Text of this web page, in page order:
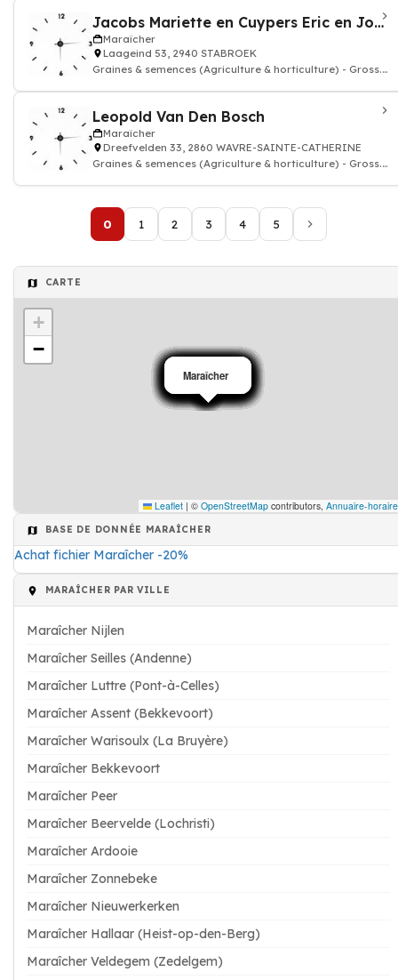
Jacobs Mariette en Cuypers Eric en Johan
Maraîcher
Laageind 53, 2940 STABROEK
Graines & semences (Agriculture & horticulture) - Gross.
Leopold Van Den Bosch
Maraîcher
Dreefvelden 33, 2860 WAVRE-SAINTE-CATHERINE
Graines & semences (Agriculture & horticulture) - Gross.
0 1 2 3 4 5
CARTE
Maraîcher
Maraîcher
Maraîcher
Maraîcher
Maraîcher
Maraîcher
Maraîcher
Maraîcher
Maraîcher
Maraîcher
Maraîcher
Maraîcher
Maraîcher
Maraîcher
Maraîcher
Maraîcher
Maraîcher
Maraîcher
Maraîcher
Maraîcher
+
−
Leaflet | © OpenStreetMap contributors, Annuaire-horaire
BASE DE DONNÉE MARAÎCHER
Achat fichier Maraîcher -20%
MARAÎCHER PAR VILLE
Maraîcher Nijlen
Maraîcher Seilles (Andenne)
Maraîcher Luttre (Pont-à-Celles)
Maraîcher Assent (Bekkevoort)
Maraîcher Warisoulx (La Bruyère)
Maraîcher Bekkevoort
Maraîcher Peer
Maraîcher Beervelde (Lochristi)
Maraîcher Ardooie
Maraîcher Zonnebeke
Maraîcher Nieuwerkerken
Maraîcher Hallaar (Heist-op-den-Berg)
Maraîcher Veldegem (Zedelgem)